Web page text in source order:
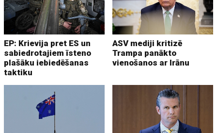
EP: Krievija pret ES un
sabiedrotajiem īsteno
plašāku iebiedēšanas
taktiku
ASV mediji kritizē
Trampa panākto
vienošanos ar Irānu